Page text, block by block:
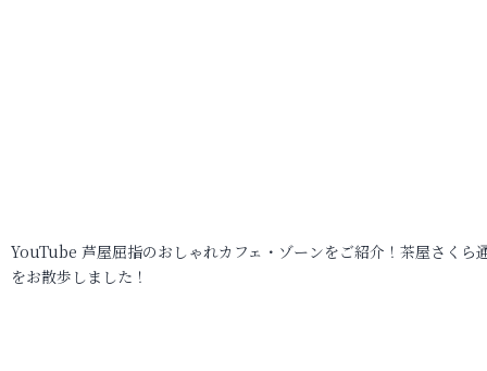
YouTube 芦屋屈指のおしゃれカフェ・ゾーンをご紹介！茶屋さくら
をお散歩しました！